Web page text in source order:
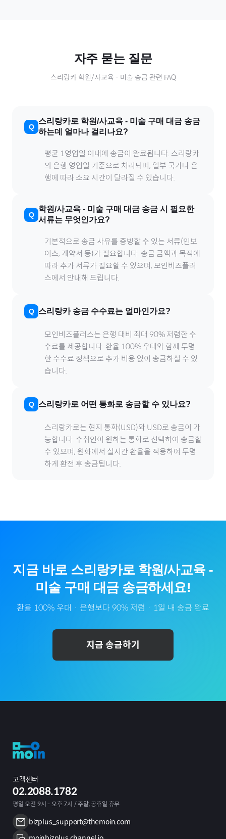
자주 묻는 질문
스리랑카 학원/사교육 - 미술 송금 관련 FAQ
스리랑카로 학원/사교육 - 미술 구매 대금 송금
하는데 얼마나 걸리나요?
평균 1영업일 이내에 송금이 완료됩니다. 스리랑카
의 은행 영업일 기준으로 처리되며, 일부 국가나 은
행에 따라 소요 시간이 달라질 수 있습니다.
학원/사교육 - 미술 구매 대금 송금 시 필요한
서류는 무엇인가요?
기본적으로 송금 사유를 증빙할 수 있는 서류(인보
이스, 계약서 등)가 필요합니다. 송금 금액과 목적에
따라 추가 서류가 필요할 수 있으며, 모인비즈플러
스에서 안내해 드립니다.
스리랑카송금 수수료는 얼마인가요?
모인비즈플러스는 은행 대비 최대 90% 저렴한 수
수료를 제공합니다. 환율 100% 우대와 함께 투명
한 수수료 정책으로 추가 비용 없이 송금하실 수 있
습니다.
스리랑카로 어떤 통화로 송금할 수 있나요?
스리랑카로는 현지 통화(USD)와 USD로 송금이 가
능합니다. 수취인이 원하는 통화로 선택하여 송금할
수 있으며, 원화에서 실시간 환율을 적용하여 투명
하게 환전 후 송금됩니다.
지금 바로 스리랑카로 학원/사교육-
미술구매 대금 송금하세요!
환율 100% 우대 · 은행보다 90% 저렴 · 1일 내 송금 완료
지금 송금하기
고객센터
02.2088.1782
평일 오전 9시 - 오후 7시 / 주말, 공휴일 휴무
bizplus_support@themoin.com